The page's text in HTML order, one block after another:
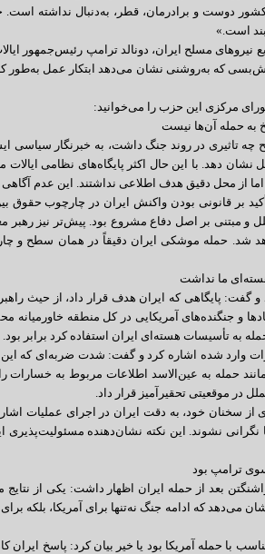
دوست و برادرمان، قطر، به‌دنبال نداشته است.
است.»
مسلح ایران، دونالد ترامپ رئیس‌جمهور
که به‌روشنی نشان می‌دهد ابتکار عمل به‌طور
مرکزی این حزب را می‌خوانید:
به حمله آن‌ها نیست
تاثیری در روند جنگ داشت، به خبرنگار سیاسی
دهد. با این حال اکثر پایگاه‌های نظامی ایالات
از محل دقیق هدف اطلاعی نداشتند. این عدم
بر قانونی بودن واکنش ایران در چارچوب حقوق
و مبتنی بر اصل دفاع مشروع بود. پیش‌تر نیز رهبر
شد. حمله موشکی ایران دقیقاً در همان سطح و
هسته‌ای ما نداشت
گفت: پایگاهی که ایران هدف قرار داد، از حیث
و جنگنده‌های آمریکایی در کل منطقه
به تأسیسات هسته‌ای ایران استفاده کرد برابر بود.
وارد شده اشاره کرد و گفت: شدت ضربه‌ای که این
حمله به عین‌الاسد اطلاعات مربوط به
در موقعیتی تحقیرآمیز قرار داد.
سخنان خود، به دقت ایران در اجرای عملیات
نشوند. این نکته نشان‌دهنده
ترامپ بود
بعد از حمله ایران اظهار داشت: یکی از
که ادامه جنگ نه‌تنها برای آمریکا، بلکه
با حمله آمریکا بود یا خیر بیان کرد: پاسخ ایران